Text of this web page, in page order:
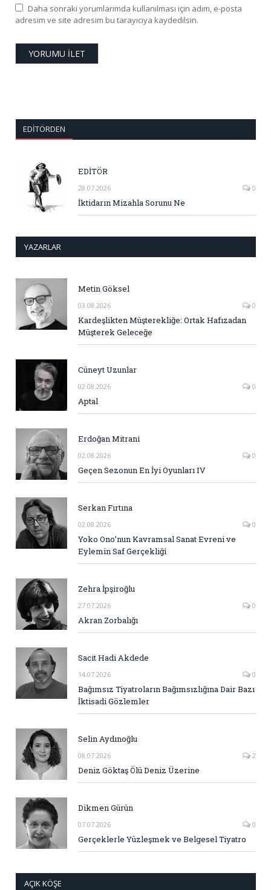
Daha sonraki yorumlarımda kullanılması için adım, e-posta
adresim ve site adresim bu tarayıcıya kaydedilsin.
EDITÖRDEN
EDİTÖR
28.07.2026 0
İktidarın Mizahla Sorunu Ne
YAZARLAR
Metin Göksel
03.08.2026 0
Kardeşlikten Müşterekliğe: Ortak Hafızadan
Müşterek Geleceğe
Cüneyt Uzunlar
02.08.2026 0
Aptal
Erdoğan Mitrani
02.08.2026 0
Geçen Sezonun En İyi Oyunları IV
Serkan Fırtına
02.08.2026 0
Yoko Ono’nun Kavramsal Sanat Evreni ve
Eylemin Saf Gerçekliği
Zehra İpşiroğlu
27.07.2026 0
Akran Zorbalığı
Sacit Hadi Akdede
14.07.2026 0
Bağımsız Tiyatroların Bağımsızlığına Dair Bazı
İktisadi Gözlemler
Selin Aydınoğlu
08.07.2026 2
Deniz Göktaş Ölü Deniz Üzerine
Dikmen Gürün
07.07.2026 0
Gerçeklerle Yüzleşmek ve Belgesel Tiyatro
AÇIK KÖŞE